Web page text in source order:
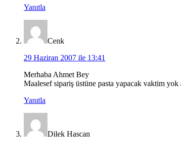
Yanıtla
Cenk
29 Haziran 2007 ile 13:41
Merhaba Ahmet Bey
Maalesef sipariş üstüne pasta yapacak vaktim
Yanıtla
Dilek Hascan